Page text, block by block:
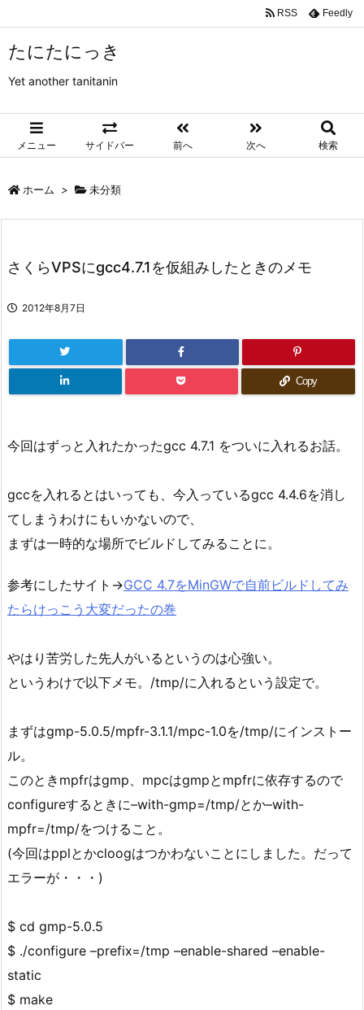
たにたにっき
Yet another tanitanin
メニュー サイドバー 前へ 次へ 検索
RSS Feedly
ホーム > 未分類
さくらVPSにgcc4.7.1を仮組みしたときのメモ
2012年8月7日
Copy
今回はずっと入れたかったgcc 4.7.1 をついに入れるお話。
gccを入れるとはいっても、今入っているgcc 4.4.6を消し
てしまうわけにもいかないので、
まずは一時的な場所でビルドしてみることに。
参考にしたサイト→GCC 4.7をMinGWで自前ビルドしてみ
たらけっこう大変だったの巻
やはり苦労した先人がいるというのは心強い。
というわけで以下メモ。/tmp/に入れるという設定で。
まずはgmp-5.0.5/mpfr-3.1.1/mpc-1.0を/tmp/にインストー
ル。
このときmpfrはgmp、mpcはgmpとmpfrに依存するので
configureするときに–with-gmp=/tmp/とか–with-
mpfr=/tmp/をつけること。
(今回はpplとかcloogはつかわないことにしました。だって
エラーが・・・)
$ cd gmp-5.0.5
$ ./configure –prefix=/tmp –enable-shared –enable-
static
$ make